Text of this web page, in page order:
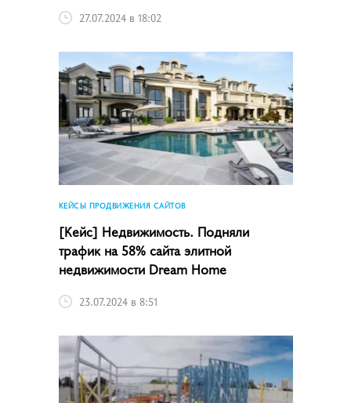
27.07.2024 в 18:02
КЕЙСЫ ПРОДВИЖЕНИЯ САЙТОВ
[Кейс] Недвижимость. Подняли
трафик на 58% сайта элитной
недвижимости Dream Home
23.07.2024 в 8:51